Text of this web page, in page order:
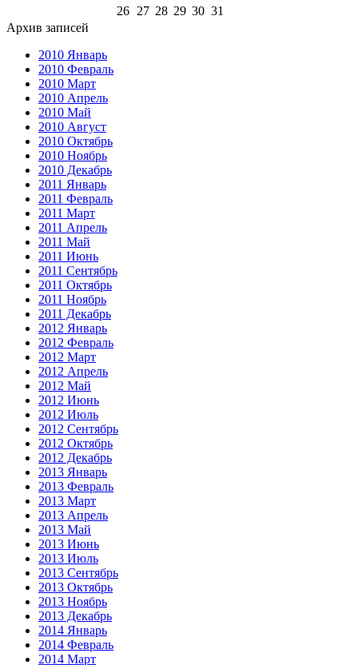
26 27 28 29 30 31
Архив записей
2010 Январь
2010 Февраль
2010 Март
2010 Апрель
2010 Май
2010 Август
2010 Октябрь
2010 Ноябрь
2010 Декабрь
2011 Январь
2011 Февраль
2011 Март
2011 Апрель
2011 Май
2011 Июнь
2011 Сентябрь
2011 Октябрь
2011 Ноябрь
2011 Декабрь
2012 Январь
2012 Февраль
2012 Март
2012 Апрель
2012 Май
2012 Июнь
2012 Июль
2012 Сентябрь
2012 Октябрь
2012 Декабрь
2013 Январь
2013 Февраль
2013 Март
2013 Апрель
2013 Май
2013 Июнь
2013 Июль
2013 Сентябрь
2013 Октябрь
2013 Ноябрь
2013 Декабрь
2014 Январь
2014 Февраль
2014 Март